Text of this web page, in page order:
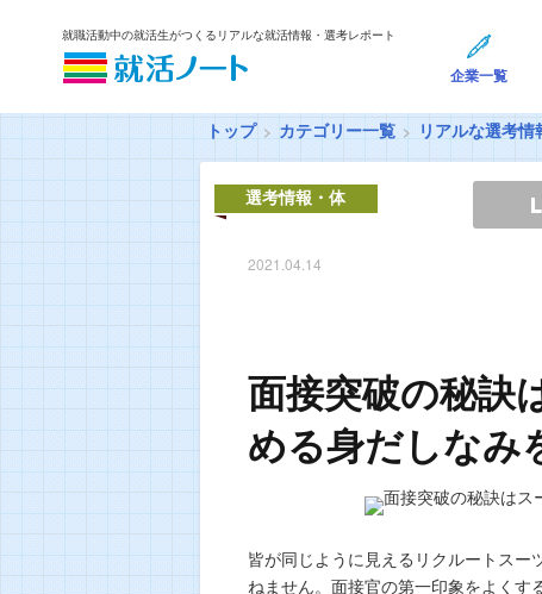
就職活動中の就活生がつくるリアルな就活情報・選考レポート
企業一覧
トップ カテゴリー一覧 リアルな選考情
選考情報・体
2021.04.14
面接突破の秘訣
める身だしなみ
皆が同じように見えるリクルートス
ねません。面接官の第一印象をよく